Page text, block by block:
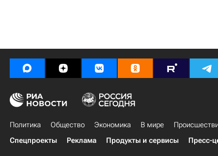
Политика Общество Экономика В мире
Спецпроекты
Реклама Продукты и сервисы Пресс-